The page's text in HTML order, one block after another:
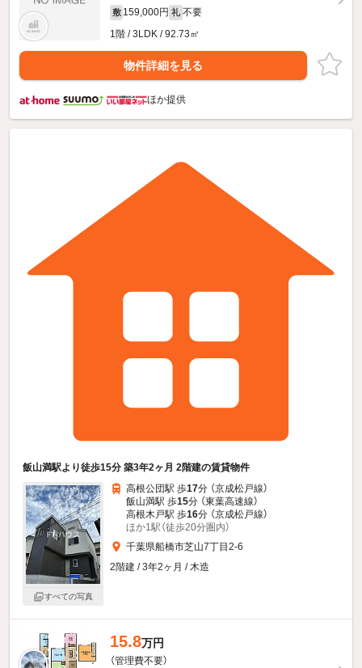
敷 159,000円 礼 不要
1階 / 3LDK / 92.73㎡
物件詳細を見る
ほか提供
飯山満駅より徒歩15分 築3年2ヶ月 2階建の賃貸物件
すべての写真
高根公団駅 歩17分 （京成松戸線）
飯山満駅 歩15分 （東葉高速線）
高根木戸駅 歩16分 （京成松戸線）
ほか1駅（徒歩20分圏内）
千葉県船橋市芝山7丁目2-6
2階建 / 3年2ヶ月 / 木造
15.8万円
（管理費不要）